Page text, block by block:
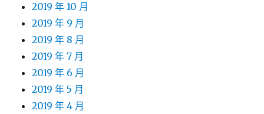
2019 年 10 月
2019 年 9 月
2019 年 8 月
2019 年 7 月
2019 年 6 月
2019 年 5 月
2019 年 4 月